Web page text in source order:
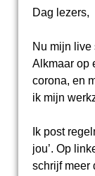
Dag lezers,
Nu mijn live
Alkmaar op
corona, en
ik mijn
Ik post
jou’. Op
schrijf meer